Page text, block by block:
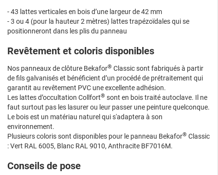
- 43 lattes verticales en bois d’une largeur de 42 mm
- 3 ou 4 (pour la hauteur 2 mètres) lattes trapézoïdales qui se
positionneront dans les plis du panneau
Revêtement et coloris disponibles
Nos panneaux de clôture Bekafor® Classic sont fabriqués à partir
de fils galvanisés et bénéficient d’un procédé de prétraitement qui
garantit au revêtement PVC une excellente adhésion.
Les lattes d’occultation Collfort® sont en bois traité autoclave. Il ne
faut surtout pas les lasurer ou leur passer une peinture quelconque.
Le bois est un matériau naturel qui s'adaptera à son
environnement.
Plusieurs coloris sont disponibles pour le panneau Bekafor® Classic
: Vert RAL 6005, Blanc RAL 9010, Anthracite BF7016M.
Conseils de pose